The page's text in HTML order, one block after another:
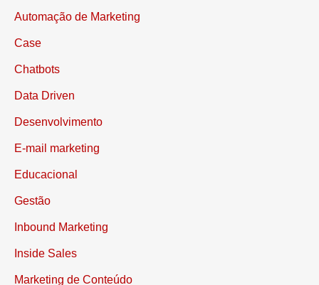
Automação de Marketing
Case
Chatbots
Data Driven
Desenvolvimento
E-mail marketing
Educacional
Gestão
Inbound Marketing
Inside Sales